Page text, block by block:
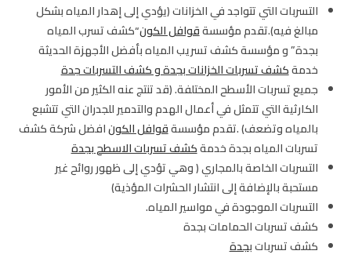
التسربات التي تتواجد في الخزانات (يؤدي إلى إهدار المياه بشكل
مبالغ فيه).تقدم مؤسسةقوافل الكون“كشف تسرب المياه
بجدة” و مؤسسة كشف تسريب المياه بأفضل الأجهزة الحديثة
خدمةكشف تسربات الخزانات بجدة و كشف التسربات جدة
جميع تسربات الأسطح المختلفة. (قد تنتج عنه الكثير من الأمور
الكارثية التي تتمثل في أعمال الهدم والتدمير للجدران التي تتشبع
بالمياه وتضعف) .تقدم مؤسسةقوافل الكونافضل شركة كشف
تسربات المياه بجدة خدمةكشف تسربات الاسطح بجدة
التسربات الخاصة بالمجاري ( وهي تؤدي إلى ظهور روائح غير
مستحبة بالإضافة إلى انتشار الحشرات المؤذية)
التسربات الموجودة في مواسير المياه.
كشف تسربات الحمامات بجدة
كشف تسربات بجدة